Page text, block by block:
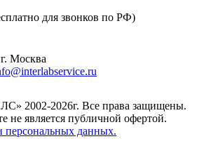
для звонков по РФ)
Москва
2002-2026г. Все права защищены.
не является публичной офертой.
персональных данных.